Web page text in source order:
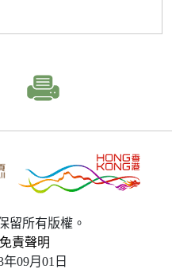
留所有版權。
免責聲明
09月01日